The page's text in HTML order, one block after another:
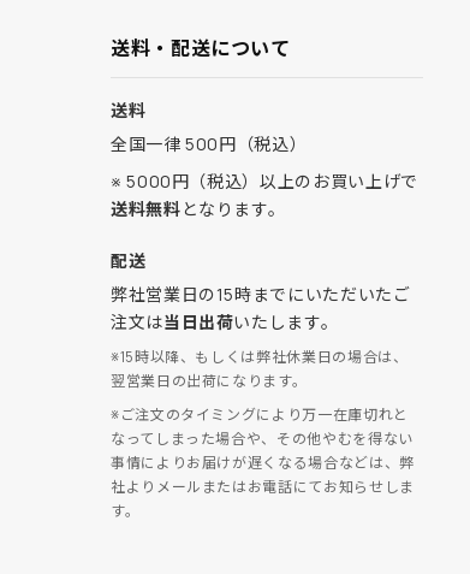
送料・配送について
送料
全国一律 500円（税込）
※ 5000円（税込）以上のお買い上げで
送料無料となります。
配送
弊社営業日の15時までにいただいたご
注文は当日出荷いたします。
※15時以降、もしくは弊社休業日の場合は、
翌営業日の出荷になります。
※ご注文のタイミングにより万一在庫切れと
なってしまった場合や、その他やむを得ない
事情によりお届けが遅くなる場合などは、弊
社よりメールまたはお電話にてお知らせしま
す。